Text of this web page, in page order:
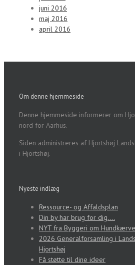
juni 2016
maj 2016
april 2016
Om denne hjemmeside
Denne hjemmeside informerer om
nord for Aarhus.
Siden administreres af Hjortshøj
i Hjortshøj.
Nyeste indlæg
Ressource- og Affaldsplan
Din by har brug for dig….
NYT fra Byggeri om
2026 Generalforsamling i
Hjortshøj
Få støtte til dine ideer